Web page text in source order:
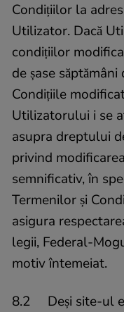
Condițiilor la
Utilizator. Dacă
condițiilor
de șase
Condițiile
Utilizatorului i se
asupra dreptului
privind
semnificativ, în
Termenilor și
asigura
legii, Federal-
motiv întemeiat.
8.2 Deși site-ul